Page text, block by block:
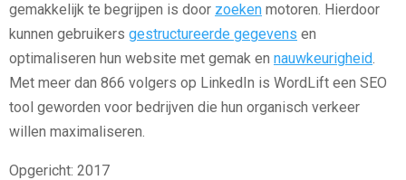
gemakkelijk te begrijpen is door zoeken motoren. Hierdoor
kunnen gebruikers gestructureerde gegevens en
optimaliseren hun website met gemak en nauwkeurigheid.
Met meer dan 866 volgers op LinkedIn is WordLift een SEO
tool geworden voor bedrijven die hun organisch verkeer
willen maximaliseren.
Opgericht: 2017